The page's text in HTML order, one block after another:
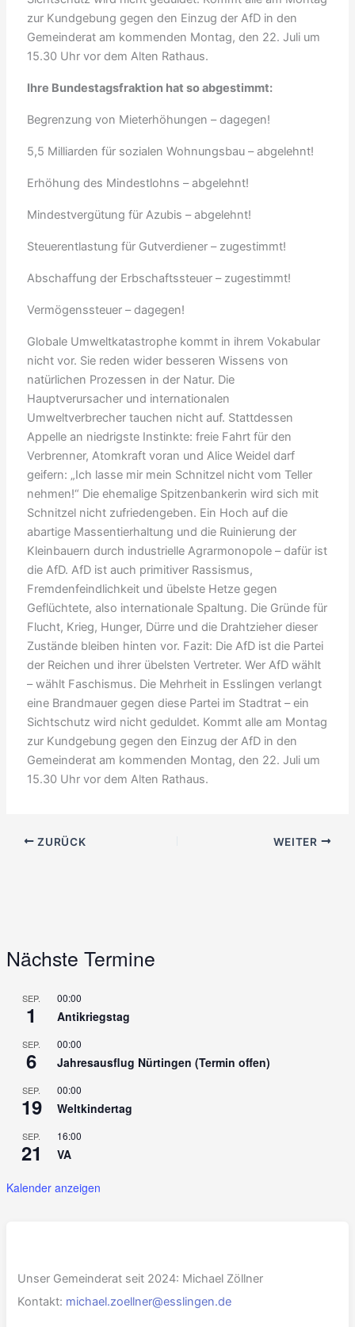
zur Kundgebung gegen den Einzug der AfD in den
Gemeinderat am kommenden Montag, den 22. Juli um
15.30 Uhr vor dem Alten Rathaus.
Ihre Bundestagsfraktion hat so abgestimmt:
Begrenzung von Mieterhöhungen – dagegen!
5,5 Milliarden für sozialen Wohnungsbau – abgelehnt!
Erhöhung des Mindestlohns – abgelehnt!
Mindestvergütung für Azubis – abgelehnt!
Steuerentlastung für Gutverdiener – zugestimmt!
Abschaffung der Erbschaftssteuer – zugestimmt!
Vermögenssteuer – dagegen!
Globale Umweltkatastrophe kommt in ihrem Vokabular
nicht vor. Sie reden wider besseren Wissens von
natürlichen Prozessen in der Natur. Die
Hauptverursacher und internationalen
Umweltverbrecher tauchen nicht auf. Stattdessen
Appelle an niedrigste Instinkte: freie Fahrt für den
Verbrenner, Atomkraft voran und Alice Weidel darf
geifern: „Ich lasse mir mein Schnitzel nicht vom Teller
nehmen!“ Die ehemalige Spitzenbankerin wird sich mit
Schnitzel nicht zufriedengeben. Ein Hoch auf die
abartige Massentierhaltung und die Ruinierung der
Kleinbauern durch industrielle Agrarmonopole – dafür ist
die AfD. AfD ist auch primitiver Rassismus,
Fremdenfeindlichkeit und übelste Hetze gegen
Geflüchtete, also internationale Spaltung. Die Gründe für
Flucht, Krieg, Hunger, Dürre und die Drahtzieher dieser
Zustände bleiben hinten vor. Fazit: Die AfD ist die Partei
der Reichen und ihrer übelsten Vertreter. Wer AfD wählt
– wählt Faschismus. Die Mehrheit in Esslingen verlangt
eine Brandmauer gegen diese Partei im Stadtrat – ein
Sichtschutz wird nicht geduldet. Kommt alle am Montag
zur Kundgebung gegen den Einzug der AfD in den
Gemeinderat am kommenden Montag, den 22. Juli um
15.30 Uhr vor dem Alten Rathaus.
ZURÜCK WEITER
Nächste Termine
SEP.
1
00:00
Antikriegstag
SEP.
6
00:00
Jahresausflug Nürtingen (Termin offen)
SEP.
19
00:00
Weltkindertag
SEP.
21
16:00
VA
Kalender anzeigen
Unser Gemeinderat seit 2024: Michael Zöllner
Kontakt: michael.zoellner@esslingen.de